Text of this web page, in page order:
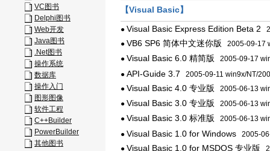
VC图书
Delphi图书
Web开发
Java图书
.Net图书
操作系统
数据库
操作入门
图形图像
软件工程
C++Builder
PowerBuilder
其他图书
【Visual Basic】
● Visual Basic Express Edition Beta 2
● VB6 SP6 简体中文迷你版 2005-09-17
● Visual Basic 6.0 精简版 2005-09-17
● API-Guide 3.7 2005-09-11 win9x/NT/
● Visual Basic 4.0 专业版 2005-06-13
● Visual Basic 3.0 专业版 2005-06-13
● Visual Basic 3.0 标准版 2005-06-13
● Visual Basic 1.0 for Windows 2005-
● Visual Basic 1.0 for MSDOS 专业版